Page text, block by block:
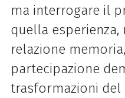
ma interrogare il
quella esperienza,
relazione
partecipazione
trasformazioni del